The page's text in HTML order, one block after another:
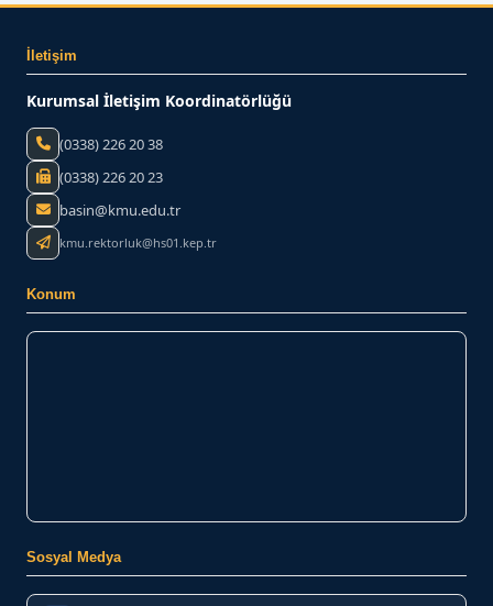
İletişim
Kurumsal İletişim Koordinatörlüğü
(0338) 226 20 38
(0338) 226 20 23
basin@kmu.edu.tr
kmu.rektorluk@hs01.kep.tr
Konum
Sosyal Medya